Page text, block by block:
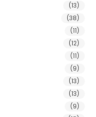
(13)
(38)
(11)
(12)
(11)
(9)
(13)
(13)
(9)